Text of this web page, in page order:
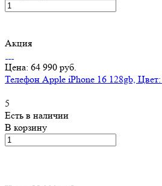
Акция
Цена: 64 990 руб.
Телефон Apple iPhone 16 128gb,
5
Есть в наличии
В корзину